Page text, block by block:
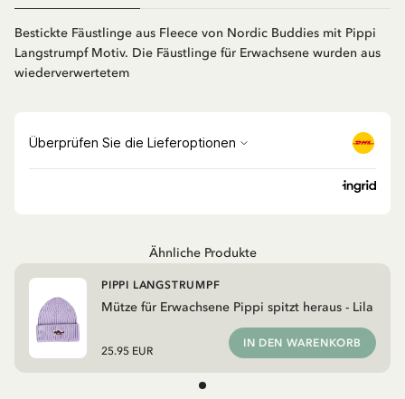
Bestickte Fäustlinge aus Fleece von Nordic Buddies mit Pippi
Langstrumpf Motiv. Die Fäustlinge für Erwachsene wurden aus
wiederverwertetem
Ähnliche Produkte
Mütze für Erwachsene Pippi spitzt heraus - Lila
PIPPI LANGSTRUMPF
25.95 EUR
IN DEN WARENKORB